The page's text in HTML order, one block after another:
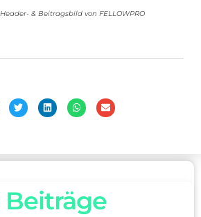
Header- & Beitragsbild von FELLOWPRO
Beiträge